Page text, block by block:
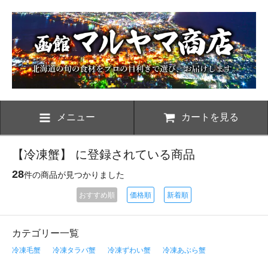
メニュー カートを見る
【冷凍蟹】 に登録されている商品
28件の商品が見つかりました
おすすめ順 価格順 新着順
カテゴリー一覧
冷凍毛蟹 冷凍タラバ蟹 冷凍ずわい蟹 冷凍あぶら蟹